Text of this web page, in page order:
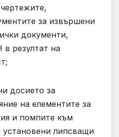
за извършени
документи,
резултат на
за
на елементите за
и помпите към
установени липсващи